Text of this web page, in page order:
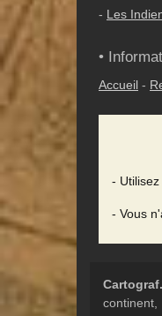
- Les
•
Accueil -
-
- Vous